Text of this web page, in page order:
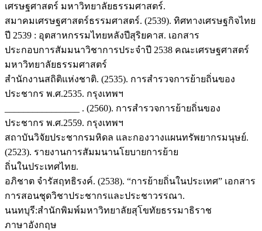
เศรษฐศาสตร์ มหาวิทยาลัยธรรมศาสตร์.
สมาคมเศรษฐศาสตร์ธรรมศาสตร์. (2539). ทิศทางเศรษฐกิจไทย
ปี 2539 : อุตสาหกรรมไทยหลังปีสุริยคาส. เอกสาร
ประกอบการสัมมนาวิชาการประจำปี 2538 คณะเศรษฐศาสตร์
มหาวิทยาลัยธรรมศาสตร์
สำนักงานสถิติแห่งชาติ. (2535). การสำรวจการย้ายถิ่นของ
ประชากร พ.ศ.2535. กรุงเทพฯ
________________ . (2560). การสำรวจการย้ายถิ่นของ
ประชากร พ.ศ.2559. กรุงเทพฯ
สถาบันวิจัยประชากรมหิดล และกองวางแผนทรัพยากรมนุษย์.
(2523). รายงานการสัมมนานโยบายการย้าย
ถิ่นในประเทศไทย.
อภิชาต จำรัสฤทธิรงค์. (2538). “การย้ายถิ่นในประเทศ” เอกสาร
การสอนชุดวิชาประชากรและประชาวรรณา.
นนทบุรี:สำนักพิมพ์มหาวิทยาลัยสุโขทัยธรรมาธิราช
ภาษาอังกฤษ